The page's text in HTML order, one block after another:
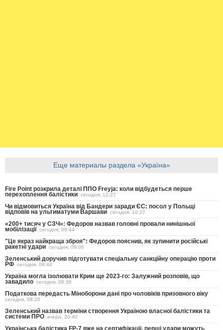
Еще материалы раздела «Україна»
Fire Point розкрила деталі ППО Freyja: коли відбудеться перше
перехоплення балістики сегодня, 12:27
Чи відмовиться Україна від Бандери заради ЄС: посол у Польщі
відповів на ультиматуми Варшави сегодня, 10:27
«200+ тисяч у СЗЧ»: Федоров назвав головні провали нинішньої
мобілізації сегодня, 09:44
"Це якраз найкраща зброя": Федоров пояснив, як зупинити російські
ракетні удари сегодня, 09:06
Зеленський доручив підготувати спеціальну санкційну операцію проти
РФ сегодня, 08:44
Україна могла ізолювати Крим ще 2023-го: Залужний розповів, що
завадило сегодня, 08:36
Податкова передасть Міноборони дані про чоловіків призовного віку
сегодня, 08:20
Зеленський назвав терміни створення Україною власної балістики та
системи ПРО вчера, 20:40
Українська балістика FP-7 вже на сертифікації, перші удари можуть